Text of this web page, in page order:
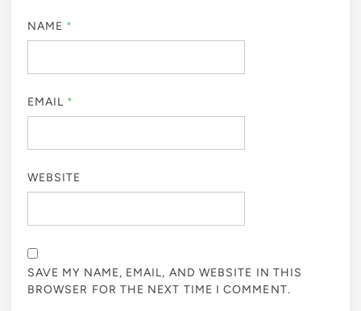
NAME *
EMAIL *
WEBSITE
SAVE MY NAME, EMAIL, AND WEBSITE IN THIS
BROWSER FOR THE NEXT TIME I COMMENT.